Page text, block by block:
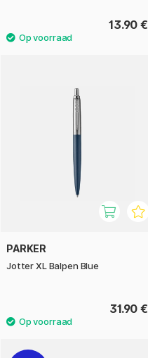
13.90 €
PARKER
Jotter XL Balpen Blue
31.90 €